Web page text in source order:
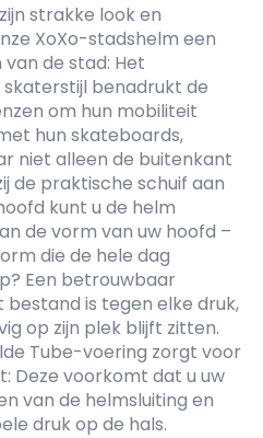
zijn strakke look en
XoXo-stadshelm een
de stad: Het
benadrukt de
om hun mobiliteit
hun skateboards,
niet alleen de buitenkant
de praktische schuif aan
kunt u de helm
de vorm van uw hoofd –
die de hele dag
Een betrouwbaar
is tegen elke druk,
op zijn plek blijft zitten.
Tube-voering zorgt voor
Deze voorkomt dat u uw
van de helmsluiting en
druk op de hals.